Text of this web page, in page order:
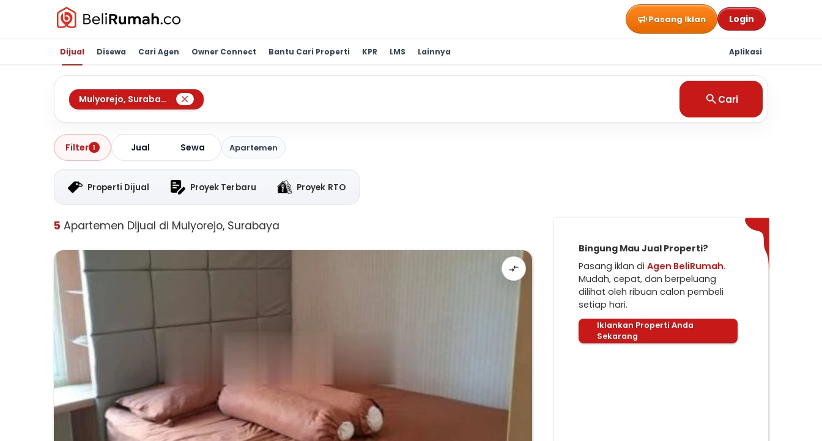
Pasang Iklan Login
Dijual Disewa Cari Agen Owner Connect Bantu Cari Properti KPR LMS Lainnya Aplikasi
Mulyorejo, Surabaya Cari
Filter 1 Jual Sewa Apartemen
Properti Dijual Proyek Terbaru Proyek RTO
5 Apartemen Dijual di Mulyorejo, Surabaya
Bingung Mau Jual Properti?
Pasang iklan di Agen BeliRumah.
Mudah, cepat, dan berpeluang
dilihat oleh ribuan calon pembeli
setiap hari.
Iklankan Properti Anda
Sekarang